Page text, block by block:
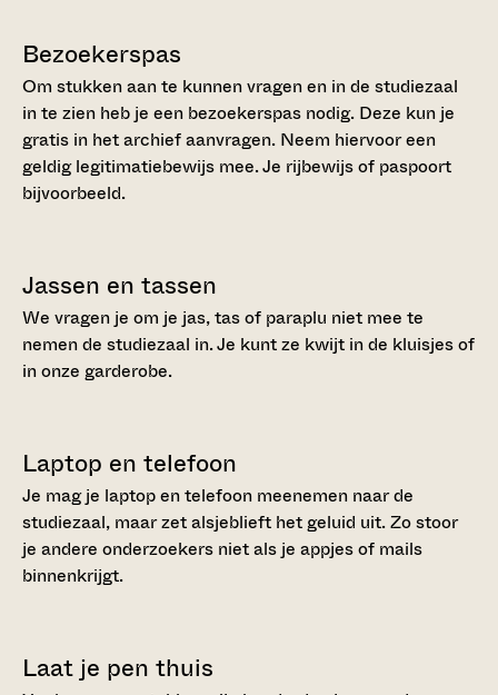
Bezoekerspas
Om stukken aan te kunnen vragen en in de studiezaal
in te zien heb je een bezoekerspas nodig. Deze kun je
gratis in het archief aanvragen. Neem hiervoor een
geldig legitimatiebewijs mee. Je rijbewijs of paspoort
bijvoorbeeld.
Jassen en tassen
We vragen je om je jas, tas of paraplu niet mee te
nemen de studiezaal in. Je kunt ze kwijt in de kluisjes of
in onze garderobe.
Laptop en telefoon
Je mag je laptop en telefoon meenemen naar de
studiezaal, maar zet alsjeblieft het geluid uit. Zo stoor
je andere onderzoekers niet als je appjes of mails
binnenkrijgt.
Laat je pen thuis